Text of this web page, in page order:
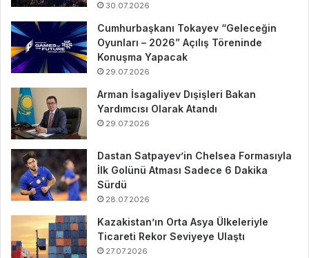
30.07.2026
Cumhurbaşkanı Tokayev “Geleceğin
Oyunları – 2026” Açılış Töreninde
Konuşma Yapacak
29.07.2026
Arman İsagaliyev Dışişleri Bakan
Yardımcısı Olarak Atandı
29.07.2026
Dastan Satpayev’in Chelsea Formasıyla
İlk Golünü Atması Sadece 6 Dakika
Sürdü
28.07.2026
Kazakistan’ın Orta Asya Ülkeleriyle
Ticareti Rekor Seviyeye Ulaştı
27.07.2026